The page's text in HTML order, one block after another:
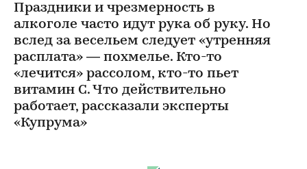
Праздники и чрезмерность в
алкоголе часто идут рука об руку. Но
вслед за весельем следует «утренняя
расплата» — похмелье. Кто-то
«лечится» рассолом, кто-то пьет
витамин С. Что действительно
работает, рассказали эксперты
«Купрума»